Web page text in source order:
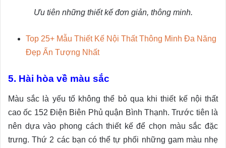
Ưu tiên những thiết kế đơn giản, thông minh.
Top 25+ Mẫu Thiết Kế Nội Thất Thông Minh Đa Năng
Đẹp Ấn Tượng Nhất
5. Hài hòa về màu sắc
Màu sắc là yếu tố không thể bỏ qua khi thiết kế nội thất
cao ốc 152 Điện Biên Phủ quận Bình Thạnh. Trước tiên là
nên dựa vào phong cách thiết kế để chọn màu sắc đặc
trưng. Thứ 2 các bạn có thể tự phối những gam màu nhẹ